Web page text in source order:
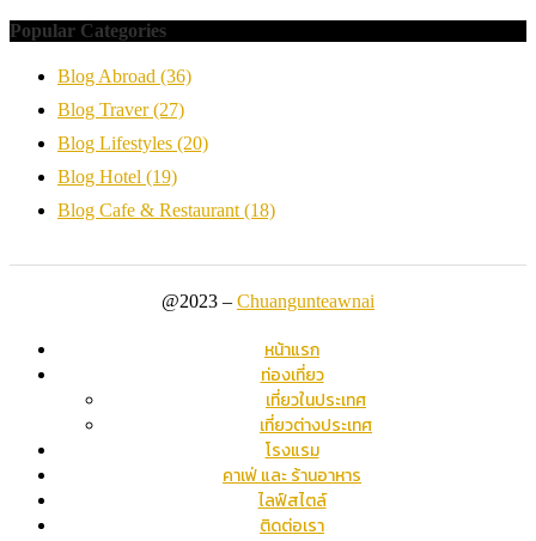
Popular Categories
Blog Abroad (36)
Blog Traver(27)
Blog Lifestyles (20)
Blog Hotel (19)
Blog Cafe & Restaurant (18)
@2023 – Chuangunteawnai
หน้าแรก
ท่องเที่ยว
เที่ยวในประเทศ
เที่ยวต่างประเทศ
โรงแรม
คาเฟ่ และ ร้านอาหาร
ไลฟ์สไตล์
ติดต่อเรา